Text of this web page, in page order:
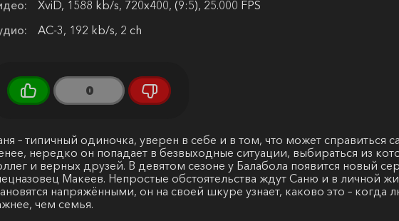
XviD, 1588 kb/s, 720x400, (9:5), 25.000 FPS
AC-3, 192 kb/s, 2 ch
0
– типичный одиночка, уверен в себе и в том, что может
нередко он попадает в безвыходные ситуации, выбираться из
и верных друзей. В девятом сезоне у Балабола появится новый
Макеев. Непростые обстоятельства ждут Саню и в личной
напряжёнными, он на своей шкуре узнает, каково это – когда
чем семья.